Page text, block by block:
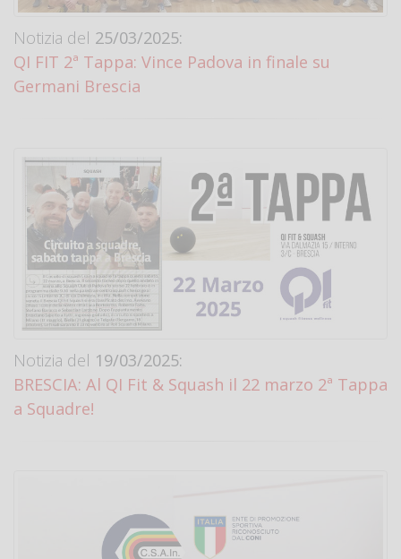
Notizia del 25/03/2025:
QI FIT 2ª Tappa: Vince Padova in finale su
Germani Brescia
Notizia del 19/03/2025:
BRESCIA: Al QI Fit & Squash il 22 marzo 2ª Tappa
a Squadre!